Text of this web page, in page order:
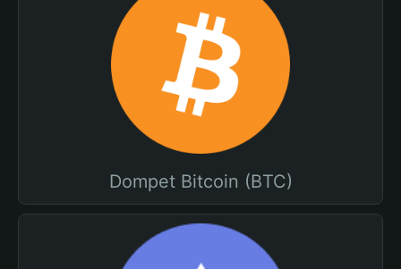
Dompet Bitcoin (BTC)